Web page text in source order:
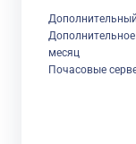
месяц
Почасовые